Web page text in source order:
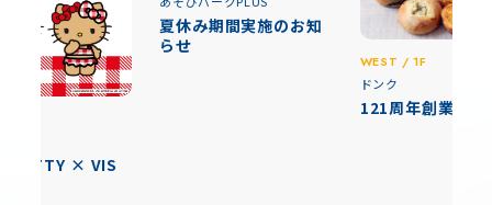
KITTY × VIS
夏休み期間実施のお知
らせ
WEST / 1F
ドンク
121周年創業祭